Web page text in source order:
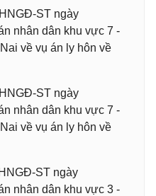
ST ngày
nhân dân khu vực 7 -
về vụ án ly hôn về
ST ngày
nhân dân khu vực 7 -
về vụ án ly hôn về
ST ngày
nhân dân khu vực 3 -